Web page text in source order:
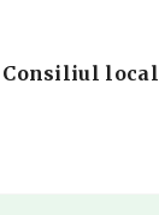
Consiliul local